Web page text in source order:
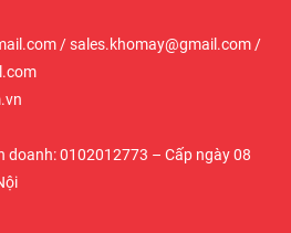
/ sales.khomay@gmail.com /
doanh: 0102012773 – Cấp ngày 08